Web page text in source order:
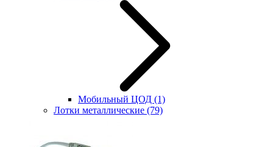
Мобильный ЦОД (1)
Лотки металлические (79)